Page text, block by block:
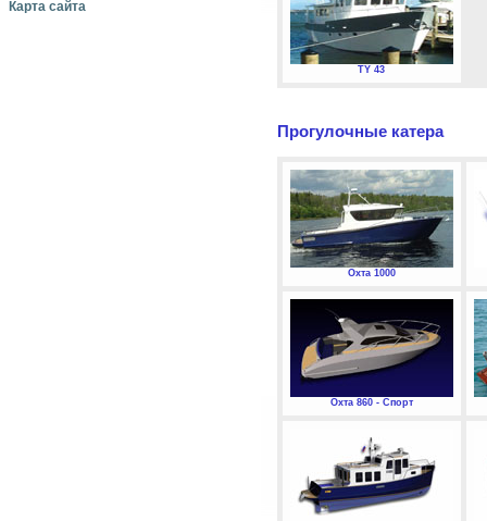
Карта сайта
TY 43
Прогулочные катера
Охта 1000
Охта 860 - Спорт